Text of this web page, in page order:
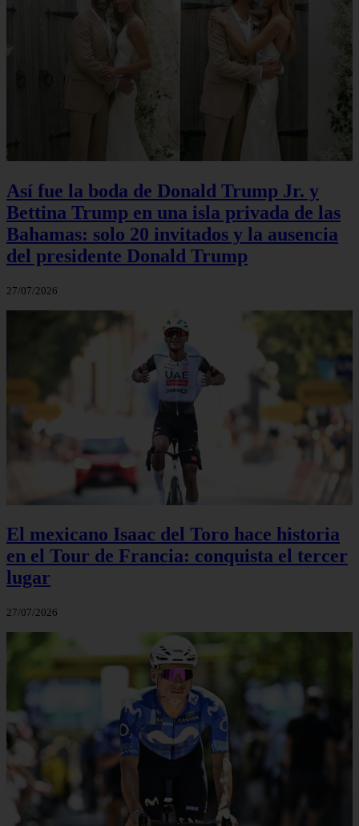
Así fue la boda de Donald Trump Jr. y
Bettina Trump en una isla privada de las
Bahamas: solo 20 invitados y la ausencia
del presidente Donald Trump
27/07/2026
El mexicano Isaac del Toro hace historia
en el Tour de Francia: conquista el tercer
lugar
27/07/2026